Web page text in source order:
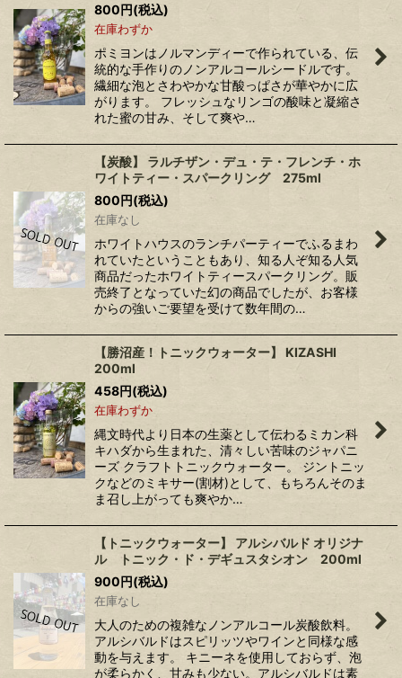
800円(税込)
在庫わずか
ポミヨンはノルマンディーで作られている、伝
統的な手作りのノンアルコールシードルです。
繊細な泡とさわやかな甘酸っぱさが華やかに広
がります。 フレッシュなリンゴの酸味と凝縮さ
れた蜜の甘み、そして爽や…
【炭酸】 ラルチザン・デュ・テ・フレンチ・ホ
ワイトティー・スパークリング 275ml
800円(税込)
在庫なし
ホワイトハウスのランチパーティーでふるまわ
れていたということもあり、知る人ぞ知る人気
商品だったホワイトティースパークリング。販
売終了となっていた幻の商品でしたが、お客様
からの強いご要望を受けて数年間の…
【勝沼産！トニックウォーター】 KIZASHI
200ml
458円(税込)
在庫わずか
縄文時代より日本の生薬として伝わるミカン科
キハダから生まれた、清々しい苦味のジャパニ
ーズ クラフトトニックウォーター。 ジントニッ
クなどのミキサー(割材)として、もちろんそのま
ま召し上がっても爽やか…
【トニックウォーター】 アルシバルド オリジナ
ル トニック・ド・デギュスタシオン 200ml
900円(税込)
在庫なし
大人のための複雑なノンアルコール炭酸飲料。
アルシバルドはスピリッツやワインと同様な感
動を与えます。 キニーネを使用しておらず、泡
が柔らかく、甘みも少ない。アルシバルドは素